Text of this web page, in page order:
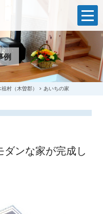
t
o
g
g
l
e
n
a
v
t
i
例
祖村（木曽郡） あいちの家
ンな家が完成し